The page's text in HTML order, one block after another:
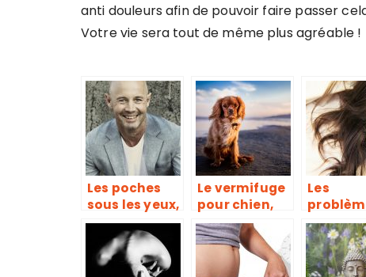
anti douleurs afin de pouvoir faire passer
Votre vie sera tout de même plus agréable !
Les poches
sous les yeux,
une maladie
due à un
accumaltion
de graisse et
Le vermifuge
pour chien,
qu’est ce que
c’est ?
Les
peau
guide de
conseil